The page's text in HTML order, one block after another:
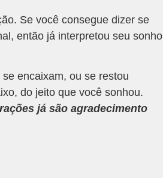
Se você consegue dizer se
então já interpretou seu sonho
encaixam, ou se restou
do jeito que você sonhou.
já são agradecimento